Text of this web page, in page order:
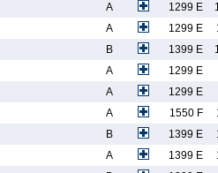
A 1299 E
A 1299 E
B 1399 E
A
1299 E
A
1299 E
A 1550 F
B 1399 E
A 1399 E